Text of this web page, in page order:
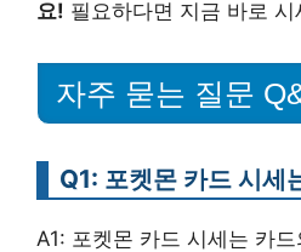
요! 필요하다면 지금 바로
자주 묻는 질문
Q1: 포켓몬 카드 시세
A1: 포켓몬 카드 시세는 카